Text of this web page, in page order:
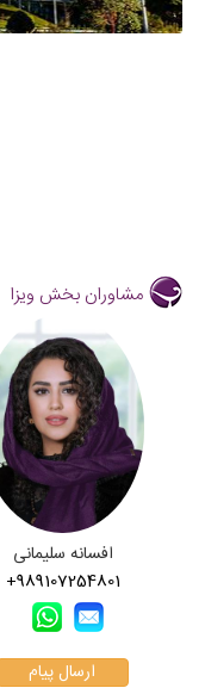
مشاوران بخش ویزا
افسانه سلیمانی
+989107254801
ارسال پیام